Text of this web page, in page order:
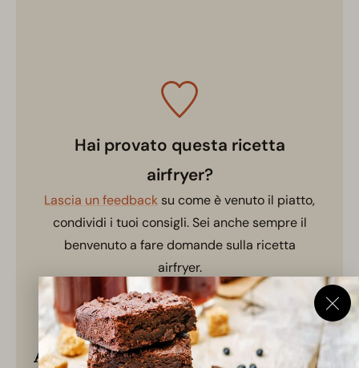
Hai provato questa ricetta
airfryer?
Lascia un feedback su come è venuto il piatto,
condividi i tuoi consigli. Sei anche sempre il
benvenuto a fare domande sulla ricetta
airfryer.
Apri la ricetta su mobile